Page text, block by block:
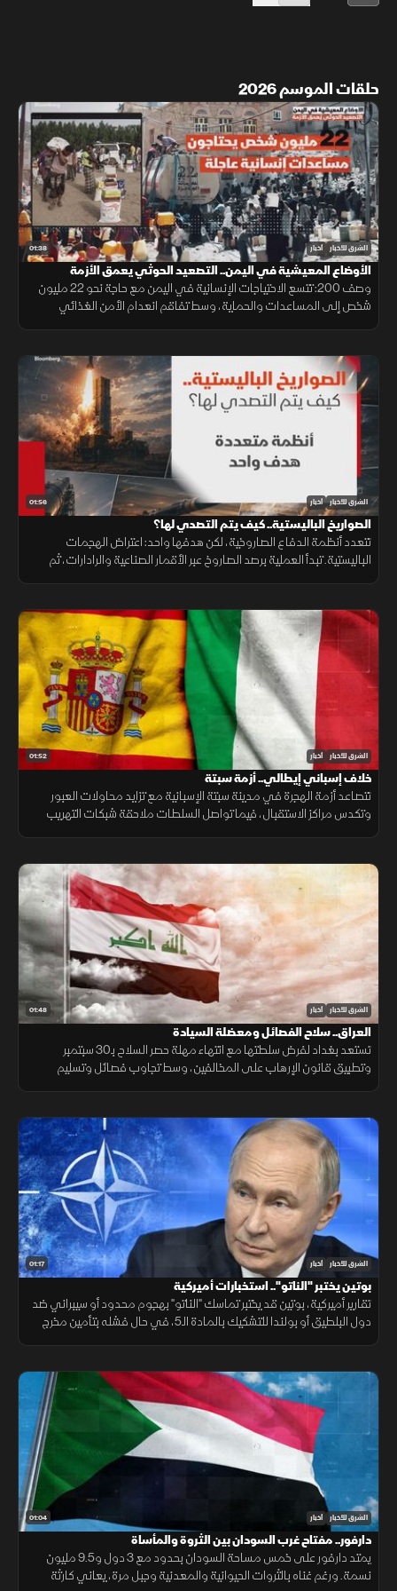
حلقات الموسم 2026
01:38 الشرق للأخبار أخبار
الأوضاع المعيشية في اليمن.. التصعيد الحوثي يعمق الأزمة
وصف 200: تتسع الاحتياجات الإنسانية في اليمن مع حاجة نحو 22 مليون
شخص إلى المساعدات والحماية، وسط تفاقم انعدام الأمن الغذائي
01:56 الشرق للأخبار أخبار
الصواريخ الباليستية.. كيف يتم التصدي لها؟
تتعدد أنظمة الدفاع الصاروخية، لكن هدفها واحد: اعتراض الهجمات
الباليستية. تبدأ العملية برصد الصاروخ عبر الأقمار الصناعية والرادارات، ثم
01:52 الشرق للأخبار أخبار
خلاف إسباني إيطالي.. أزمة سبتة
تتصاعد أزمة الهجرة في مدينة سبتة الإسبانية مع تزايد محاولات العبور
وتكدس مراكز الاستقبال، فيما تواصل السلطات ملاحقة شبكات التهريب
01:48 الشرق للأخبار أخبار
العراق.. سلاح الفصائل ومعضلة السيادة
تستعد بغداد لفرض سلطتها مع انتهاء مهلة حصر السلاح بـ30 سبتمبر
وتطبيق قانون الإرهاب على المخالفين، وسط تجاوب فصائل وتسليم
01:17 الشرق للأخبار أخبار
بوتين يختبر "الناتو".. استخبارات أميركية
تقارير أميركية، بوتين قد يختبر تماسك "الناتو" بهجوم محدود أو سيبراني ضد
دول البلطيق أو بولندا للتشكيك بالمادة الـ5، في حال فشله بتأمين مخرج
01:04 الشرق للأخبار أخبار
دارفور.. مفتاح غرب السودان بين الثروة والمأساة
يمتد دارفور على خمس مساحة السودان بحدود مع 3 دول و9.5 مليون
نسمة. ورغم غناه بالثروات الحيوانية والمعدنية وجبل مرة، يعاني كارثة